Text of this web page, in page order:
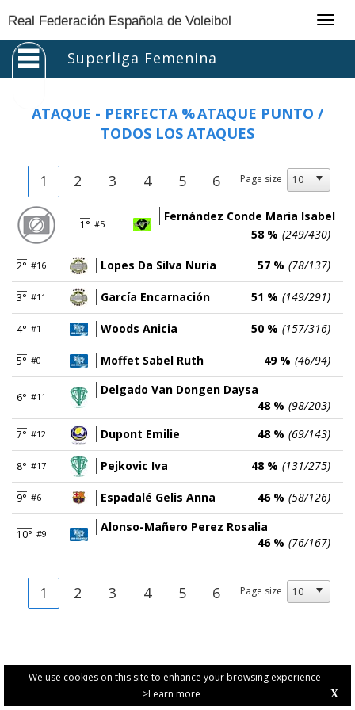
We use cookies on this site to enhance your browsing experience -
>Learn more
X
Real Federación Española de Voleibol
Superliga Femenina
ATAQUE - PERFECTA %ATAQUE PUNTO /
TODOS LOS ATAQUES
1 2 3 4 5 6 Page size
1° #5
Fernández Conde Maria Isabel
58 % (249/430)
2° #16 Lopes Da Silva Nuria 57 % (78/137)
3° #11 García Encarnación 51 % (149/291)
4° #1 Woods Anicia 50 % (157/316)
5° #0 Moffet Sabel Ruth 49 % (46/94)
6° #11
Delgado Van Dongen Daysa
48 % (98/203)
7° #12 Dupont Emilie 48 % (69/143)
8° #17 Pejkovic Iva 48 % (131/275)
9° #6 Espadalé Gelis Anna 46 % (58/126)
10° #9
Alonso-Mañero Perez Rosalia
46 % (76/167)
1 2 3 4 5 6 Page size